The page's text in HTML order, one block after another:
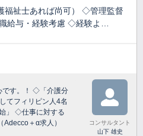
福祉士あれば尚可） ◇管理監督
給与・経験考慮 ◇経験よ…
です。！ ◇「介護分
てフィリピン人4名
」 ◇仕事に対する
＋α求人）
コンサルタント
山下 雄史